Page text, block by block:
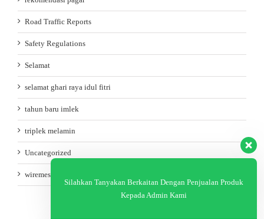
Road Traffic Reports
Safety Regulations
Selamat
selamat ghari raya idul fitri
tahun baru imlek
triplek melamin
Uncategorized
wiremesh
Silahkan Tanyakan Berkaitan Dengan Penjualan Produk
Kepada Admin Kami